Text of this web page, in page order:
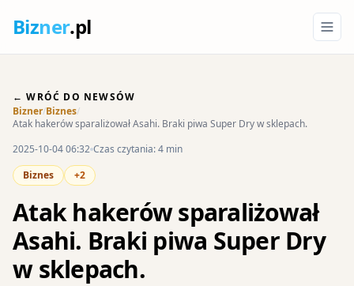
Bizner.pl
← WRÓĆ DO NEWSÓW
Bizner/Biznes/
Atak hakerów sparaliżował Asahi. Braki piwa Super Dry w sklepach.
2025-10-04 06:32 Czas czytania: 4 min
Biznes
+2
Atak hakerów sparaliżował
Asahi. Braki piwa Super Dry
w sklepach.